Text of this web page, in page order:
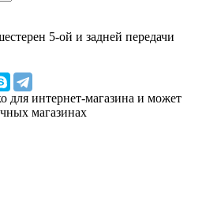
5-ой и задней передачи
для интернет-магазина и может
магазинах